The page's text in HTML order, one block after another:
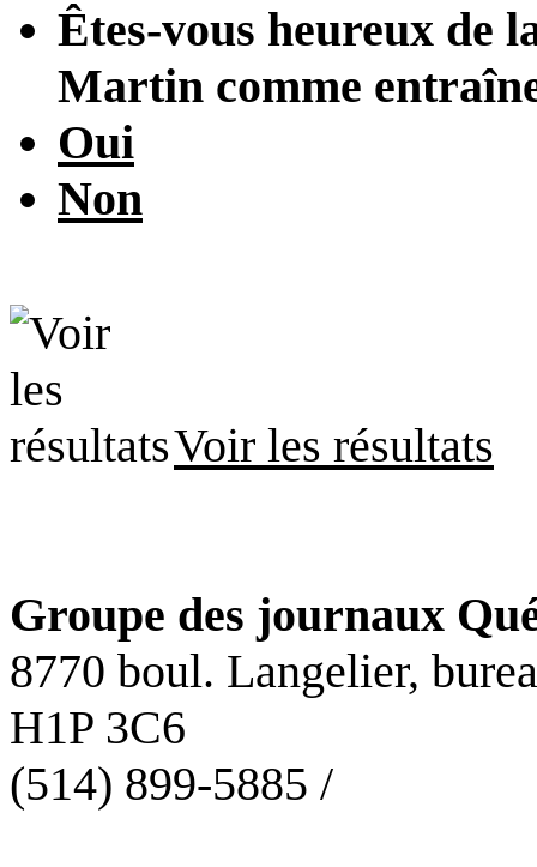
Êtes-vous heureux de
Martin comme
Oui
Non
Voir les résultats
Groupe des journaux
8770 boul. Langelier,
H1P 3C6
(514) 899-5885 /